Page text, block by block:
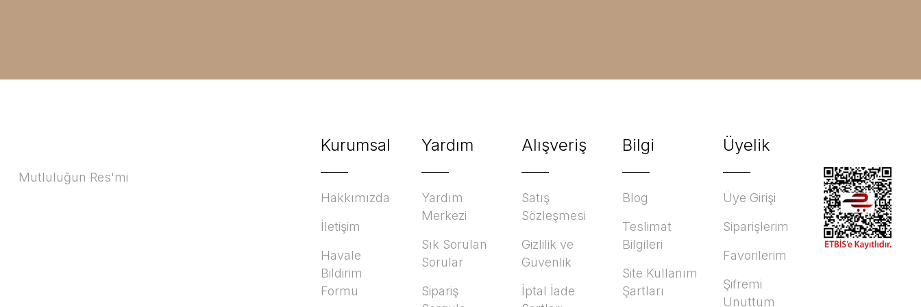
Mutluluğun Res'mi
Kurumsal
Hakkımızda
İletişim
Havale
Bildirim
Formu
Yardım
Yardım
Merkezi
Sık Sorulan
Sorular
Sipariş
Alışveriş
Satış
Sözleşmesi
Gizlilik ve
Güvenlik
İptal İade
Bilgi
Blog
Teslimat
Bilgileri
Site Kullanım
Şartları
Üyelik
Üye Girişi
Siparişlerim
Favorilerim
Şifremi
Unuttum